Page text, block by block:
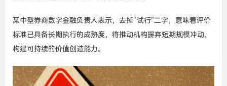
某中型券商数字金融负责人表示，去掉“试行”二字，意味着评价
标准已具备长期执行的成熟度，将推动机构摒弃短期规模冲动，
构建可持续的价值创造能力。